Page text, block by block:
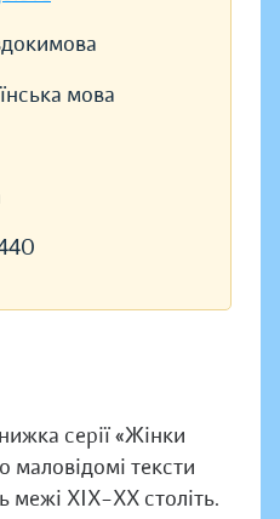
мова
серії «Жінки
маловідомі тексти
межі ХІХ–ХХ століть.